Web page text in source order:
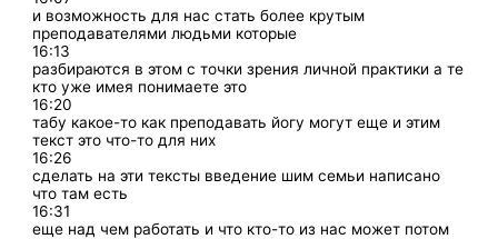
и возможность для нас стать более крутым
преподавателями людьми которые
16:13
разбираются в этом с точки зрения личной практики а те
кто уже имея понимаете это
16:20
табу какое-то как преподавать йогу могут еще и этим
текст это что-то для них
16:26
сделать на эти тексты введение шим семьи написано
что там есть
16:31
еще над чем работать и что кто-то из нас может потом